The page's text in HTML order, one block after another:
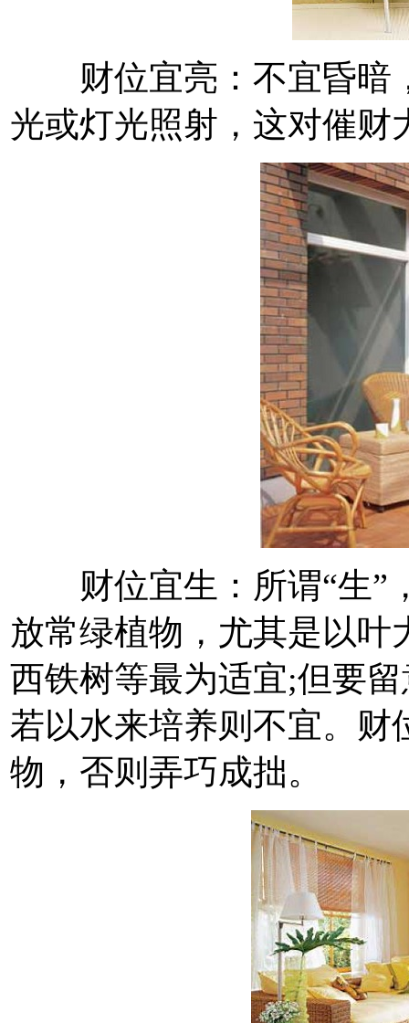
财位宜亮：不宜昏暗
光或灯光照射，这对催财
财位宜生：所谓“生”
放常绿植物，尤其是以叶
西铁树等最为适宜;但要
若以水来培养则不宜。财
物，否则弄巧成拙。